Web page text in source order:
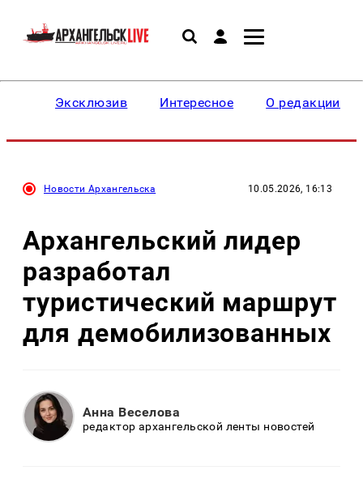
Эксклюзив Интересное О редакции
Новости Архангельска 10.05.2026, 16:13
Архангельский лидер
разработал
туристический маршрут
для демобилизованных
Анна Веселова
редактор архангельской ленты новостей